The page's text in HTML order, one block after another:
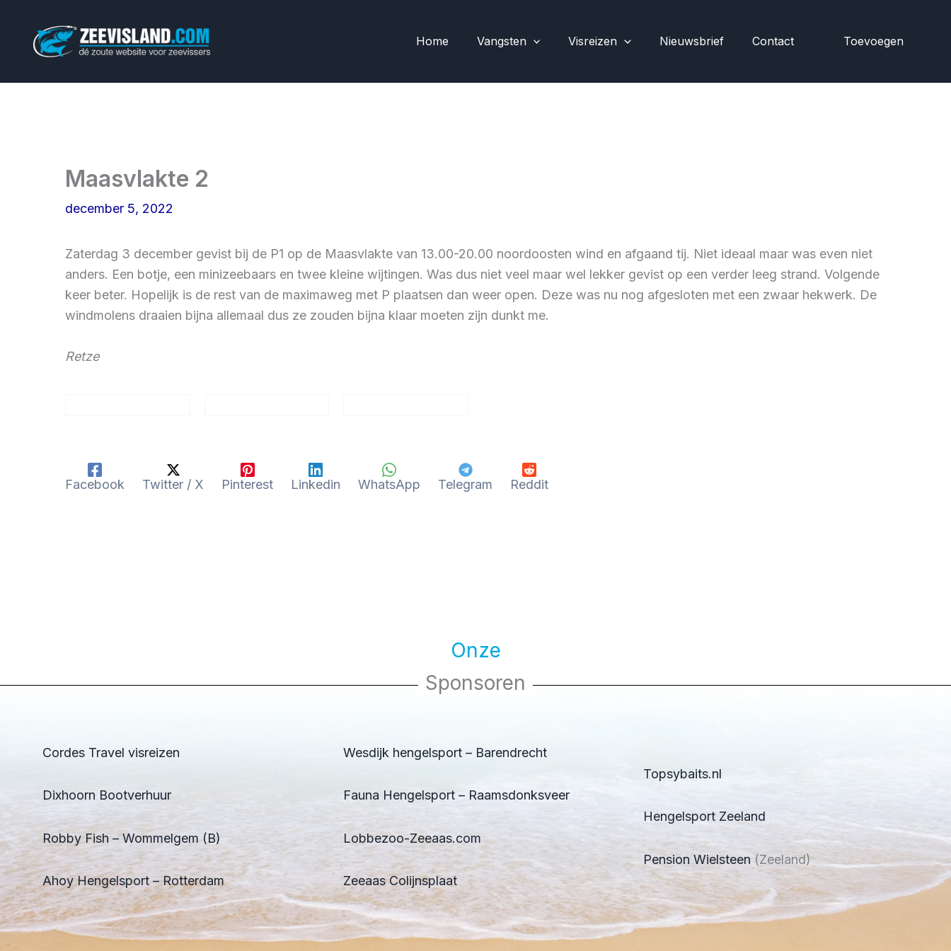
Home Vangsten Visreizen Nieuwsbrief Contact Toevoegen
Maasvlakte 2
december 5, 2022
Zaterdag 3 december gevist bij de P1 op de Maasvlakte van 13.00-20.00 noordoosten wind en afgaand tij. Niet ideaal maar was even niet
anders. Een botje, een minizeebaars en twee kleine wijtingen. Was dus niet veel maar wel lekker gevist op een verder leeg strand. Volgende
keer beter. Hopelijk is de rest van de maximaweg met P plaatsen dan weer open. Deze was nu nog afgesloten met een zwaar hekwerk. De
windmolens draaien bijna allemaal dus ze zouden bijna klaar moeten zijn dunkt me.
Retze
Facebook Twitter / X Pinterest Linkedin WhatsApp Telegram Reddit
Onze
Sponsoren
Cordes Travel visreizen
Dixhoorn Bootverhuur
Robby Fish – Wommelgem (B)
Ahoy Hengelsport – Rotterdam
Wesdijk hengelsport – Barendrecht
Fauna Hengelsport – Raamsdonksveer
Lobbezoo-Zeeaas.com
Zeeaas Colijnsplaat
Topsybaits.nl
Hengelsport Zeeland
Pension Wielsteen (Zeeland)